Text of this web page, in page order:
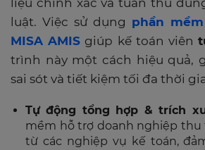
luật. Việc sử dụng phần
MISA AMIS giúp kế toán viên
trình này một cách hiệu quả,
sai sót và tiết kiệm tối đa thời
Tự động tổng hợp & trích
mềm hỗ trợ doanh nghiệp thu
từ các nghiệp vụ kế toán,